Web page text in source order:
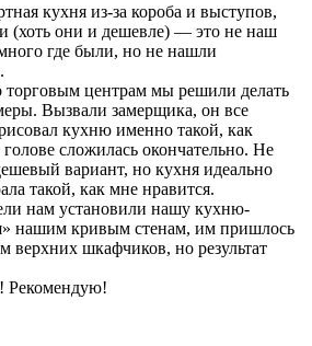
кухня из-за короба и выступов,
(хоть они и дешевле) — это не наш
где были, но не нашли
торговым центрам мы решили делать
Вызвали замерщика, он все
кухню именно такой, как
сложилась окончательно. Не
вариант, но кухня идеально
такой, как мне нравится.
нам установили нашу кухню-
нашим кривым стенам, им пришлось
верхних шкафчиков, но результат
Рекомендую!